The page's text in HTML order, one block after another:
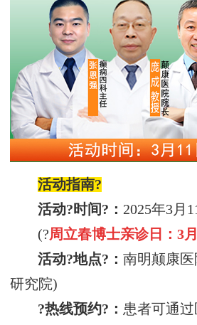
活动指南?
活动?时间?： 2025年3月
(?周立春博士亲诊日：3
活动?地点?：南明颠康
研究院)
?热线预约?： 患者可通